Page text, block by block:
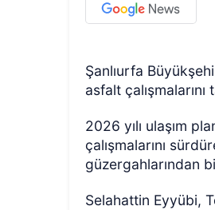
Şanlıurfa
asfalt çalışmalarını
2026 yılı ulaşım
çalışmalarını
güzergahlarından
Selahattin Eyyübi,